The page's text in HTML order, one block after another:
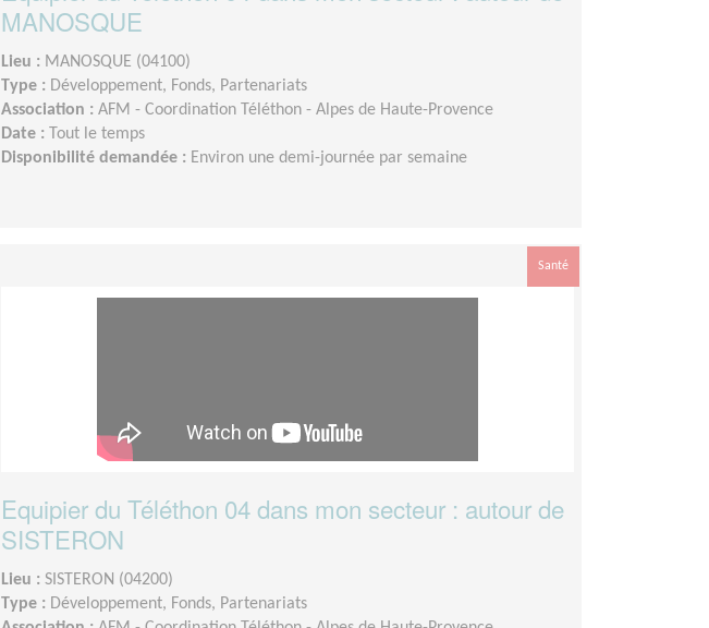
MANOSQUE
Lieu : MANOSQUE (04100)
Type : Développement, Fonds, Partenariats
Association : AFM - Coordination Téléthon - Alpes de Haute-Provence
Date :
Tout le temps
Disponibilité demandée : Environ une demi-journée par semaine
Santé
Equipier du Téléthon 04 dans mon secteur : autour de
SISTERON
Lieu : SISTERON (04200)
Type : Développement, Fonds, Partenariats